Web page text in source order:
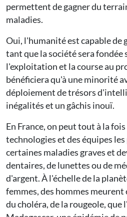
permettent de gagner du
maladies.
Oui, l'humanité est capable de
tant que la société sera fondée
l'exploitation et la course au
bénéficiera qu'à une minorité
déploiement de trésors
inégalités et un gâchis inouï.
En France, on peut tout à la
technologies et des équipes
certaines maladies graves et
dentaires, de lunettes ou de
d'argent. À l'échelle de la
femmes, des hommes
du choléra, de la rougeole,